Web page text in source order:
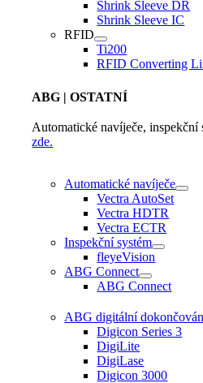
Shrink Sleeve DR
Shrink Sleeve IC
RFID
Ti200
RFID Converting
ABG | OSTATNÍ
Automatické navíječe,
zde.
Automatické navíječe
Vectra AutoSet
Vectra HDTR
Vectra ECTR
Inspekční systém
fleyeVision
ABG Connect
ABG Connect
ABG digitální
Digicon Series 3
DigiLite
DigiLase
Digicon 3000